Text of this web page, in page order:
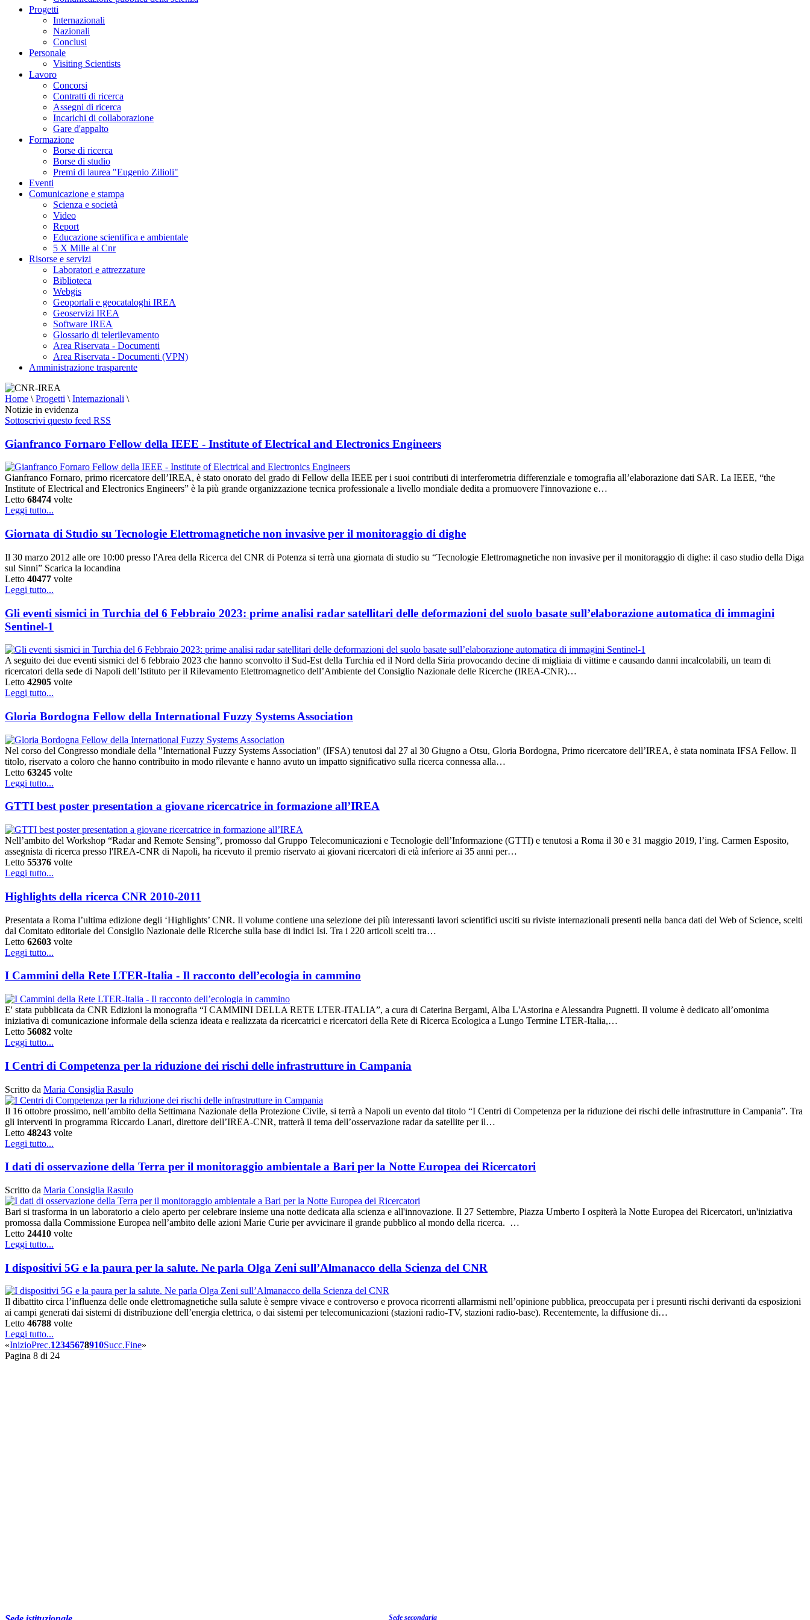
Progetti
Internazionali
Nazionali
Conclusi
Personale
Visiting Scientists
Lavoro
Concorsi
Contratti di ricerca
Assegni di ricerca
Incarichi di collaborazione
Gare d'appalto
Formazione
Borse di ricerca
Borse di studio
Premi di laurea "Eugenio Zilioli"
Eventi
Comunicazione e stampa
Scienza e società
Video
Report
Educazione scientifica e ambientale
5 X Mille al Cnr
Risorse e servizi
Laboratori e attrezzature
Biblioteca
Webgis
Geoportali e geocataloghi IREA
Geoservizi IREA
Software IREA
Glossario di telerilevamento
Area Riservata - Documenti
Area Riservata - Documenti (VPN)
Amministrazione trasparente
Home \ Progetti \ Internazionali \
Notizie in evidenza
Sottoscrivi questo feed RSS
Gianfranco Fornaro Fellow della IEEE - Institute of Electrical and Electronics Engineers
Gianfranco Fornaro, primo ricercatore dell’IREA, è stato onorato del grado di Fellow della IEEE per i suoi contributi di interferometria differenziale e tomografia all’elaborazione dati SAR. La IEEE, “the
Institute of Electrical and Electronics Engineers” è la più grande organizzazione tecnica professionale a livello mondiale dedita a promuovere l'innovazione e…
Letto 68474 volte
Leggi tutto...
Giornata di Studio su Tecnologie Elettromagnetiche non invasive per il monitoraggio di dighe
Il 30 marzo 2012 alle ore 10:00 presso l'Area della Ricerca del CNR di Potenza si terrà una giornata di studio su “Tecnologie Elettromagnetiche non invasive per il monitoraggio di dighe: il caso studio della Diga
sul Sinni” Scarica la locandina
Letto 40477 volte
Leggi tutto...
Gli eventi sismici in Turchia del 6 Febbraio 2023: prime analisi radar satellitari delle deformazioni del suolo basate sull’elaborazione automatica di immagini
Sentinel-1
A seguito dei due eventi sismici del 6 febbraio 2023 che hanno sconvolto il Sud-Est della Turchia ed il Nord della Siria provocando decine di migliaia di vittime e causando danni incalcolabili, un team di
ricercatori della sede di Napoli dell’Istituto per il Rilevamento Elettromagnetico dell’Ambiente del Consiglio Nazionale delle Ricerche (IREA-CNR)…
Letto 42905 volte
Leggi tutto...
Gloria Bordogna Fellow della International Fuzzy Systems Association
Nel corso del Congresso mondiale della "International Fuzzy Systems Association" (IFSA) tenutosi dal 27 al 30 Giugno a Otsu, Gloria Bordogna, Primo ricercatore dell’IREA, è stata nominata IFSA Fellow. Il
titolo, riservato a coloro che hanno contribuito in modo rilevante e hanno avuto un impatto significativo sulla ricerca connessa alla…
Letto 63245 volte
Leggi tutto...
GTTI best poster presentation a giovane ricercatrice in formazione all’IREA
Nell’ambito del Workshop “Radar and Remote Sensing”, promosso dal Gruppo Telecomunicazioni e Tecnologie dell’Informazione (GTTI) e tenutosi a Roma il 30 e 31 maggio 2019, l’ing. Carmen Esposito,
assegnista di ricerca presso l'IREA-CNR di Napoli, ha ricevuto il premio riservato ai giovani ricercatori di età inferiore ai 35 anni per…
Letto 55376 volte
Leggi tutto...
Highlights della ricerca CNR 2010-2011
Presentata a Roma l’ultima edizione degli ‘Highlights’ CNR. Il volume contiene una selezione dei più interessanti lavori scientifici usciti su riviste internazionali presenti nella banca dati del Web of Science, scelti
dal Comitato editoriale del Consiglio Nazionale delle Ricerche sulla base di indici Isi. Tra i 220 articoli scelti tra…
Letto 62603 volte
Leggi tutto...
I Cammini della Rete LTER-Italia - Il racconto dell’ecologia in cammino
E' stata pubblicata da CNR Edizioni la monografia “I CAMMINI DELLA RETE LTER-ITALIA”, a cura di Caterina Bergami, Alba L'Astorina e Alessandra Pugnetti. Il volume è dedicato all’omonima
iniziativa di comunicazione informale della scienza ideata e realizzata da ricercatrici e ricercatori della Rete di Ricerca Ecologica a Lungo Termine LTER-Italia,…
Letto 56082 volte
Leggi tutto...
I Centri di Competenza per la riduzione dei rischi delle infrastrutture in Campania
Scritto da Maria Consiglia Rasulo
Il 16 ottobre prossimo, nell’ambito della Settimana Nazionale della Protezione Civile, si terrà a Napoli un evento dal titolo “I Centri di Competenza per la riduzione dei rischi delle infrastrutture in Campania”. Tra
gli interventi in programma Riccardo Lanari, direttore dell’IREA-CNR, tratterà il tema dell’osservazione radar da satellite per il…
Letto 48243 volte
Leggi tutto...
I dati di osservazione della Terra per il monitoraggio ambientale a Bari per la Notte Europea dei Ricercatori
Scritto da Maria Consiglia Rasulo
Bari si trasforma in un laboratorio a cielo aperto per celebrare insieme una notte dedicata alla scienza e all'innovazione. Il 27 Settembre, Piazza Umberto I ospiterà la Notte Europea dei Ricercatori, un'iniziativa
promossa dalla Commissione Europea nell’ambito delle azioni Marie Curie per avvicinare il grande pubblico al mondo della ricerca. …
Letto 24410 volte
Leggi tutto...
I dispositivi 5G e la paura per la salute. Ne parla Olga Zeni sull’Almanacco della Scienza del CNR
Il dibattito circa l’influenza delle onde elettromagnetiche sulla salute è sempre vivace e controverso e provoca ricorrenti allarmismi nell’opinione pubblica, preoccupata per i presunti rischi derivanti da esposizioni
ai campi generati dai sistemi di distribuzione dell’energia elettrica, o dai sistemi per telecomunicazioni (stazioni radio-TV, stazioni radio-base). Recentemente, la diffusione di…
Letto 46788 volte
Leggi tutto...
«InizioPrec.12345678910Succ.Fine»
Pagina 8 di 24
Sede secondaria